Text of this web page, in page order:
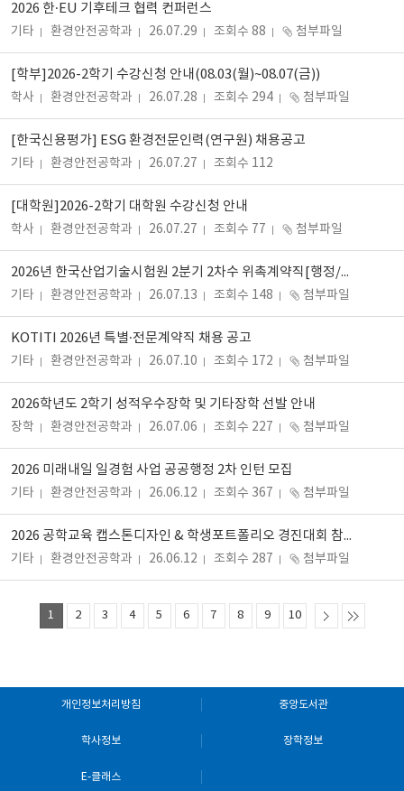
2026 한·EU 기후테크 협력 컨퍼런스
기타 환경안전공학과 26.07.29 조회수 88 첨부파일
[학부]2026-2학기 수강신청 안내(08.03(월)~08.07(금))
학사 환경안전공학과 26.07.28 조회수 294 첨부파일
[한국신용평가] ESG 환경전문인력(연구원) 채용공고
기타 환경안전공학과 26.07.27 조회수 112
[대학원]2026-2학기 대학원 수강신청 안내
학사 환경안전공학과 26.07.27 조회수 77 첨부파일
2026년 한국산업기술시험원 2분기 2차수 위촉계약직[행정/연구직] 공개모집
기타 환경안전공학과 26.07.13 조회수 148 첨부파일
KOTITI 2026년 특별·전문계약직 채용 공고
기타 환경안전공학과 26.07.10 조회수 172 첨부파일
2026학년도 2학기 성적우수장학 및 기타장학 선발 안내
장학 환경안전공학과 26.07.06 조회수 227 첨부파일
2026 미래내일 일경험 사업 공공행정 2차 인턴 모집
기타 환경안전공학과 26.06.12 조회수 367 첨부파일
2026 공학교육 캡스톤디자인 & 학생포트폴리오 경진대회 참가자 모집
기타 환경안전공학과 26.06.12 조회수 287 첨부파일
1 2 3 4 5 6 7 8 9 10
개인정보처리방침 중앙도서관
학사정보 장학정보
E-클래스